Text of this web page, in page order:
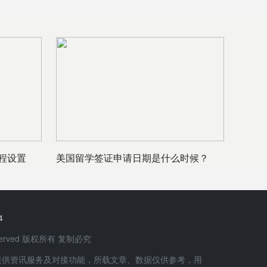
设置 美国留学签证申请日期是什么时候？
版权所有 复制必究
资讯服务及对接功能，所载文章、数据仅供参考，用